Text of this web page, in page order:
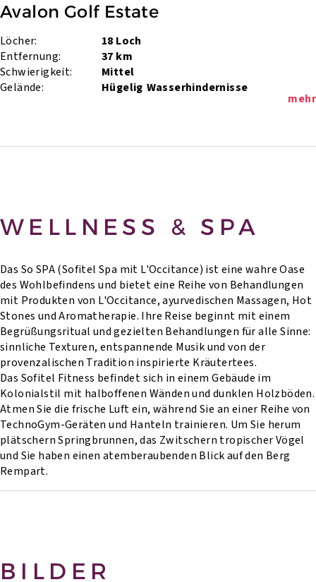
Avalon Golf Estate
Löcher:
18 Loch
Entfernung:
37 km
Schwierigkeit:
Mittel
Gelände:
Hügelig Wasserhindernisse
mehr
WELLNESS & SPA
Das So SPA (Sofitel Spa mit L'Occitance) ist eine wahre Oase
des Wohlbefindens und bietet eine Reihe von Behandlungen
mit Produkten von L'Occitance, ayurvedischen Massagen, Hot
Stones und Aromatherapie. Ihre Reise beginnt mit einem
Begrüßungsritual und gezielten Behandlungen für alle Sinne:
sinnliche Texturen, entspannende Musik und von der
provenzalischen Tradition inspirierte Kräutertees.
Das Sofitel Fitness befindet sich in einem Gebäude im
Kolonialstil mit halboffenen Wänden und dunklen Holzböden.
Atmen Sie die frische Luft ein, während Sie an einer Reihe von
TechnoGym-Geräten und Hanteln trainieren. Um Sie herum
plätschern Springbrunnen, das Zwitschern tropischer Vögel
und Sie haben einen atemberaubenden Blick auf den Berg
Rempart.
BILDER